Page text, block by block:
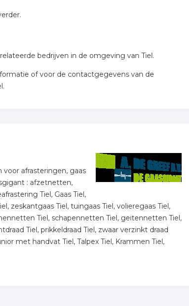
bedrijven in de omgeving van Tiel.
of voor de contactgegevens van de
afrasteringen, gaas
: afzetnetten,
Tiel, Gaas Tiel,
zeskantgaas Tiel, tuingaas Tiel, volieregaas Tiel,
Tiel, schapennetten Tiel, geitennetten Tiel,
Tiel, prikkeldraad Tiel, zwaar verzinkt draad
met handvat Tiel, Talpex Tiel, Krammen Tiel,